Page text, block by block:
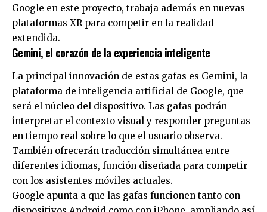
Google en este proyecto, trabaja además en nuevas
plataformas XR para competir en la realidad
extendida.
Gemini, el corazón de la experiencia inteligente
La principal innovación de estas gafas es Gemini, la
plataforma de inteligencia artificial de Google, que
será el núcleo del dispositivo. Las gafas podrán
interpretar el contexto visual y responder preguntas
en tiempo real sobre lo que el usuario observa.
También ofrecerán traducción simultánea entre
diferentes idiomas, función diseñada para competir
con los asistentes móviles actuales.
Google apunta a que las gafas funcionen tanto con